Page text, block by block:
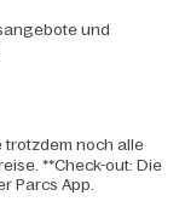
und
trotzdem noch alle
**Check-out: Die
Parcs App.